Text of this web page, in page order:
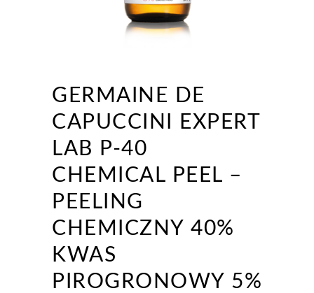
GERMAINE DE
CAPUCCINI EXPERT
LAB P-40
CHEMICAL PEEL –
PEELING
CHEMICZNY 40%
KWAS
PIROGRONOWY 5%